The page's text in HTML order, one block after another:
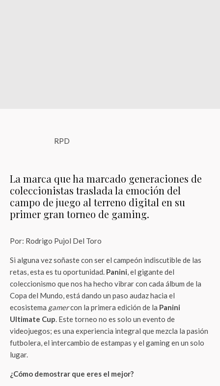
RPD
La marca que ha marcado generaciones de
coleccionistas traslada la emoción del
campo de juego al terreno digital en su
primer gran torneo de gaming.
Por: Rodrigo Pujol Del Toro
Si alguna vez soñaste con ser el campeón indiscutible de las
retas, esta es tu oportunidad. Panini, el gigante del
coleccionismo que nos ha hecho vibrar con cada álbum de la
Copa del Mundo, está dando un paso audaz hacia el
ecosistema gamercon la primera edición de la Panini
Ultimate Cup. Este torneo no es solo un evento de
videojuegos; es una experiencia integral que mezcla la pasión
futbolera, el intercambio de estampas y el gaming en un solo
lugar.
¿Cómo demostrar que eres el mejor?